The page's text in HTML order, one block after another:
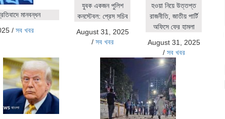
মানবন্ধন
/ সব খবর
যুবক একজন পুলিশ
কনস্টেবল: প্রেস সচিব
August 31, 2025
/ সব খবর
হওয়া নিয়ে উত্তপ্ত
রাজনীতি, জাতীয় পার্টি
অফিসে ফের হামলা
August 31, 2025
/ সব খবর